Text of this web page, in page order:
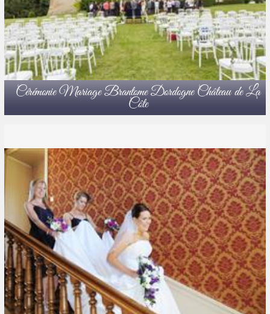
Cérémonie Mariage Brantome Dordogne Château de La
Côte